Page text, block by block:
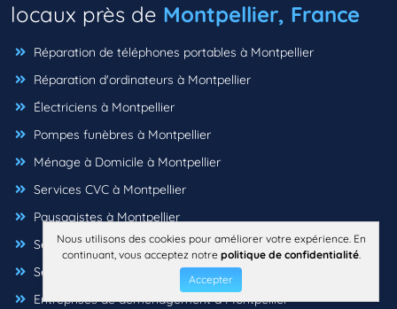
locaux près de Montpellier, France
Réparation de téléphones portables à Montpellier
Réparation d'ordinateurs à Montpellier
Électriciens à Montpellier
Pompes funèbres à Montpellier
Ménage à Domicile à Montpellier
Services CVC à Montpellier
Paysagistes à Montpellier
Services De laverie à Montpellier
Serruriers à Montpellier
Entreprises de déménagement à Montpellier
Nous utilisons des cookies pour améliorer votre expérience. En
continuant, vous acceptez notre politique de confidentialité.
Accepter